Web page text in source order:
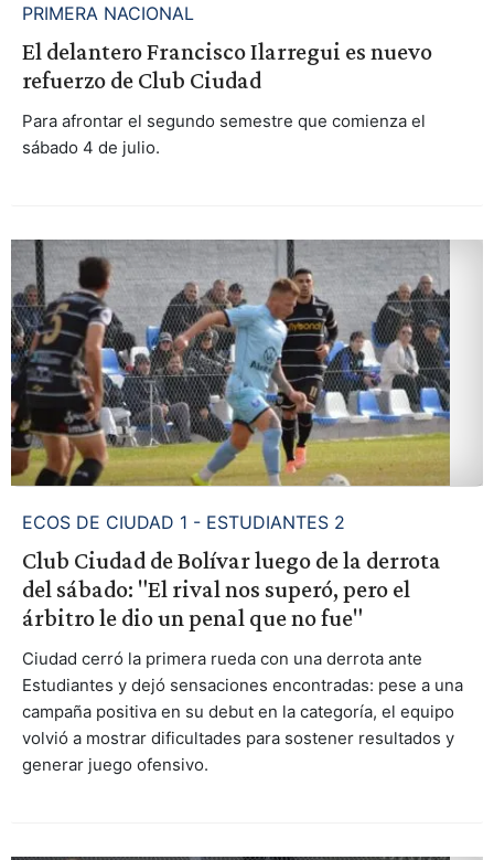
PRIMERA NACIONAL
El delantero Francisco Ilarregui es nuevo
refuerzo de Club Ciudad
Para afrontar el segundo semestre que comienza el
sábado 4 de julio.
ECOS DE CIUDAD 1 - ESTUDIANTES 2
Club Ciudad de Bolívar luego de la derrota
del sábado: "El rival nos superó, pero el
árbitro le dio un penal que no fue"
Ciudad cerró la primera rueda con una derrota ante
Estudiantes y dejó sensaciones encontradas: pese a una
campaña positiva en su debut en la categoría, el equipo
volvió a mostrar dificultades para sostener resultados y
generar juego ofensivo.